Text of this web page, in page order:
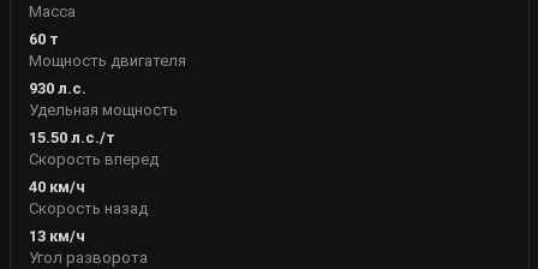
Масса
60т
Мощность двигателя
930л.с.
Удельная мощность
15.50л.с./т
Скорость вперед
40км/ч
Скорость назад
13км/ч
Угол разворота